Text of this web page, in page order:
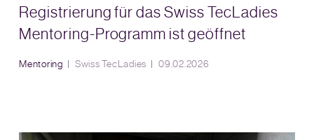
Registrierung für das Swiss TecLadies
Mentoring-Programm ist geöffnet
Mentoring Swiss TecLadies 09.02.2026